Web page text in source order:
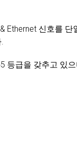
Ethernet 신호를
등급을 갖추고 있